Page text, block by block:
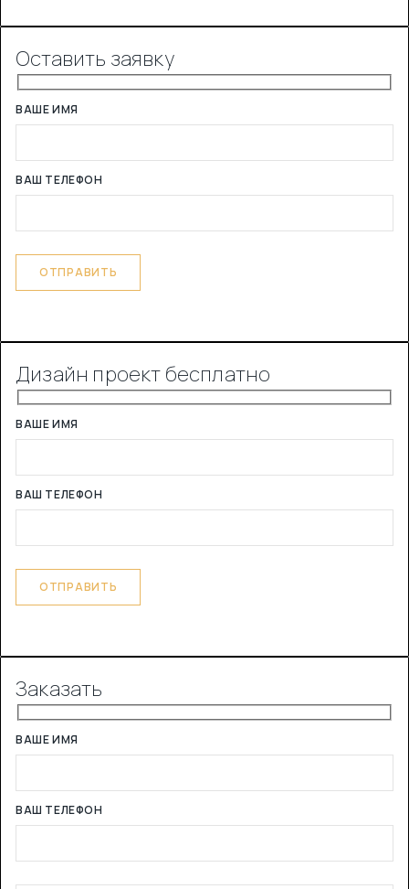
Оставить заявку
ВАШЕ ИМЯ
ВАШ ТЕЛЕФОН
Дизайн проект бесплатно
ВАШЕ ИМЯ
ВАШ ТЕЛЕФОН
Заказать
ВАШЕ ИМЯ
ВАШ ТЕЛЕФОН